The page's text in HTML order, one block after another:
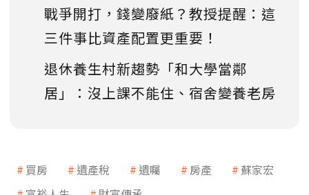
戰爭開打，錢變廢紙？教授提醒：這
三件事比資產配置更重要！
退休養生村新趨勢「和大學當鄰
居」：沒上課不能住、宿舍變養老房
買房 遺產稅 遺囑 房產
蘇家宏